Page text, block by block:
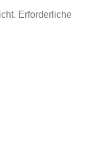
Erforderliche